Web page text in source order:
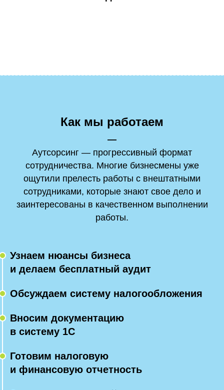
Как мы работаем
—
Аутсорсинг — прогрессивный формат
сотрудничества. Многие бизнесмены уже
ощутили прелесть работы с внештатными
сотрудниками, которые знают свое дело и
заинтересованы в качественном выполнении
работы.
Узнаем нюансы бизнеса
и делаем бесплатный аудит
Обсуждаем систему налогообложения
Вносим документацию
в систему 1С
Готовим налоговую
и финансовую отчетность